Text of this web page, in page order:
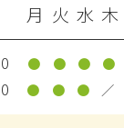
新のお知らせ
ッド】成長期
い膝の痛み「
」の原因と対
月 火 水 木
● ● ● ●
● ● ● ／